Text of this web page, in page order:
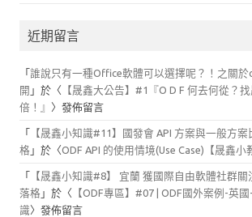
近期留言
「 誰說只有一種Office軟體可以選擇呢？！之關
開 」於〈 【晟鑫大公告】#1『O D F 何去何從？
倍！』 〉發佈留言
「
【晟鑫小知識#11】國發會 API 方案與一般方
格 」於〈ODF API 的使用情境(Use Case)【晟鑫小
「
【晟鑫小知識#8】 宜蘭 獲國際自由軟體社群
落格 」於〈 【ODF專區】#07 | ODF國外案例-英
識〉發佈留言